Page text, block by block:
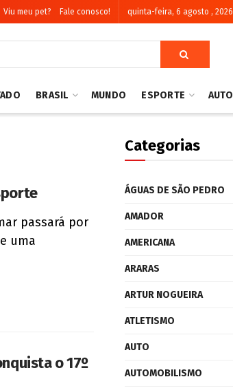
Viu meu pet? Fale conosco! quinta-feira, 6 agosto , 2026
BRASIL MUNDO ESPORTE AUTO
passará por
uma
o 17º
Categorias
ÁGUAS DE SÃO PEDRO
AMADOR
AMERICANA
ARARAS
ARTUR NOGUEIRA
ATLETISMO
AUTO
AUTOMOBILISMO